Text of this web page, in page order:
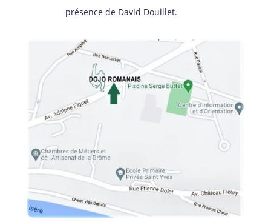
présence de David Douillet.